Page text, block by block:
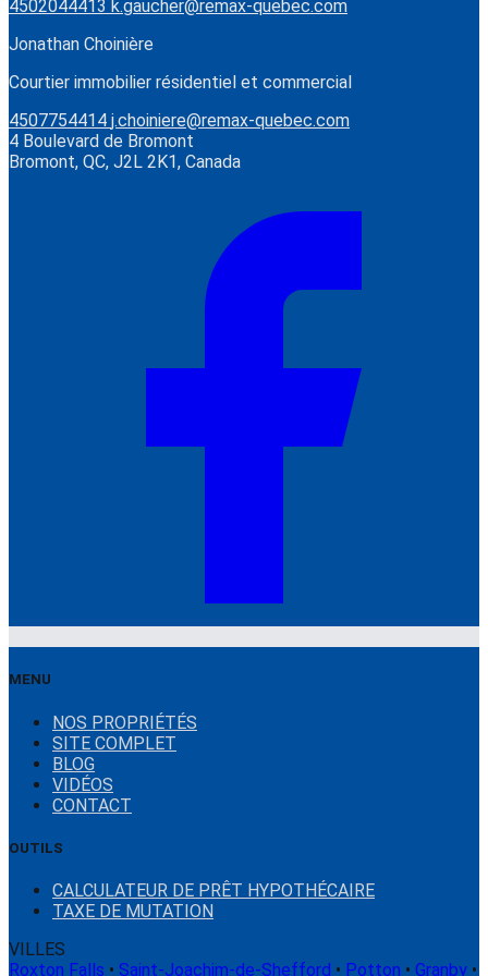
4502044413 k.gaucher@remax-quebec.com
Jonathan Choinière
Courtier immobilier résidentiel et commercial
4507754414 j.choiniere@remax-quebec.com
4 Boulevard de Bromont
Bromont, QC, J2L 2K1, Canada
MENU
NOS PROPRIÉTÉS
SITE COMPLET
BLOG
VIDÉOS
CONTACT
OUTILS
CALCULATEUR DE PRÊT HYPOTHÉCAIRE
TAXE DE MUTATION
VILLES
Roxton Falls • Saint-Joachim-de-Shefford • Potton • Granby •